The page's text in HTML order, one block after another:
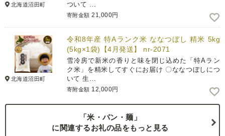
北海道沼田町
ついて …
寄附金額 21,000円
北海道沼田町
令和8年産 特Aランク米 ななつぼし 精米 5kg
(5kg×1袋)【4月発送】 nr-2071
雪冷房で新米の香りと味を閉じ込めた「特Aラン
ク米」を精米してすぐにお届け 〇ななつぼしにつ
いて 生…
寄附金額 12,000円
「米・パン・麺」
に関連するお礼の品をもっと見る